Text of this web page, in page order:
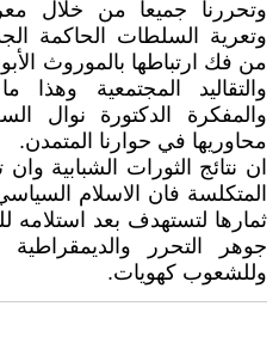
وتحررنا جميعا من خلال
وتعرية السلطات الحاكمة
من فك ارتباطها بالموروث
والتقاليد المجتمعية وهذا
والمفكرة الدكتورة نوال
محاوريها في حوارنا المتمدن.
ان نتائج الثورات الشبابية
المتكلسة فان الاسلام
ثمارها لتستهدف بعد استلامه
جوهر التحرر والديمقراطية
وللشعوب كهويات.